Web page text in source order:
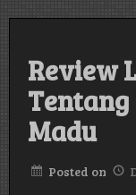
Review
Tentang
Madu
Posted on